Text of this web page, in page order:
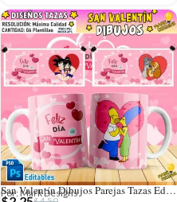
San Valentín Dibujos Parejas Tazas Editables
Por: Mark Designs